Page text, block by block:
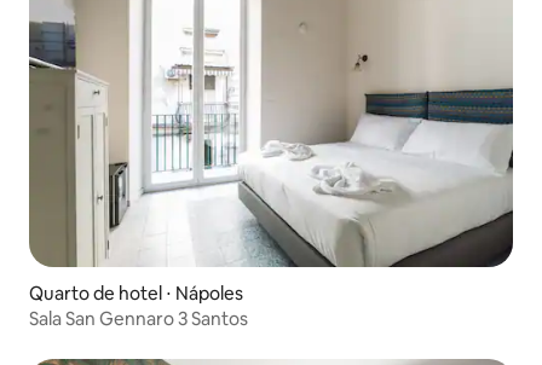
Quarto de hotel ⋅ Nápoles
Sala San Gennaro 3 Santos